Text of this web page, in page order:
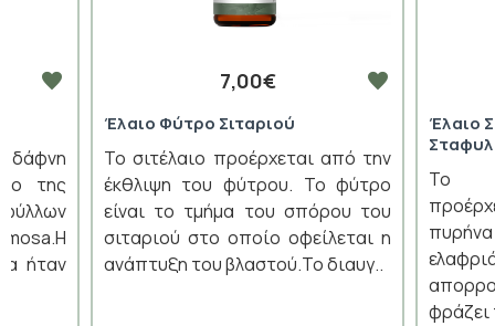
της
ήταν
7,00€
Έλαιο Φύτρο Σιταριού
Το σιτέλαιο προέρχεται από την
έκθλιψη του φύτρου. Το φύτρο
είναι το τμήμα του σπόρου του
σιταριού στο οποίο οφείλεται η
ανάπτυξη του βλαστού.Το διαυγ..
Έλαιο
Το
φράζει